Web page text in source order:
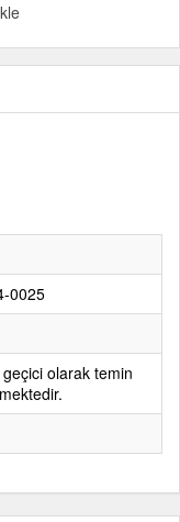
0025
olarak temin